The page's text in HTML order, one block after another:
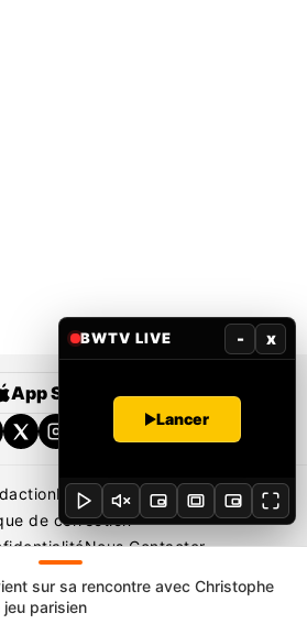
App Store Google Play
Rédaction Mentions légales
de correction
Nous Contacter
WEB TV | Tous Droits Réservés
sur sa rencontre avec Christophe
parisien
BWTV LIVE - x
Lancer